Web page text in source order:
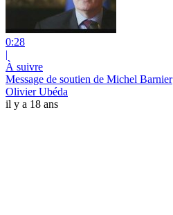
0:28
|
À suivre
Message de soutien de Michel Barnier
Olivier Ubéda
il y a 18 ans